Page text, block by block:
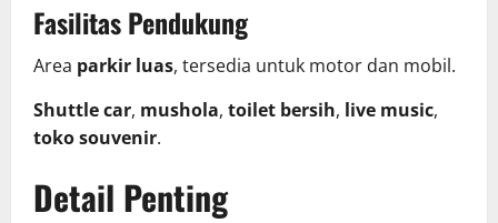
Fasilitas Pendukung
Area parkir luas, tersedia untuk motor dan mobil.
Shuttle car, mushola, toilet bersih, live music,
toko souvenir.
Detail Penting